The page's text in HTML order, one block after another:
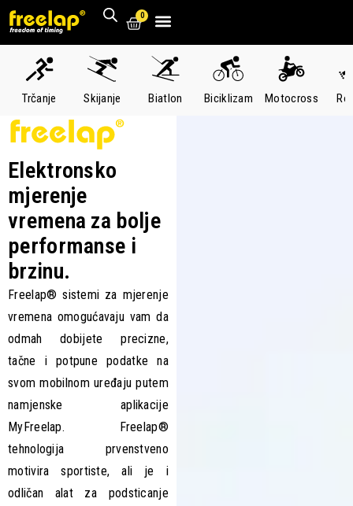
0
Trčanje Skijanje Biatlon Biciklizam Motocross
Elektronsko
mjerenje
vremena za bolje
performanse i
brzinu.
Freelap® sistemi za mjerenje
vremena omogućavaju vam da
odmah dobijete precizne,
tačne i potpune podatke na
svom mobilnom uređaju putem
namjenske aplikacije
MyFreelap. Freelap®
tehnologija prvenstveno
motivira sportiste, ali je i
odličan alat za podsticanje